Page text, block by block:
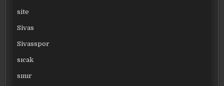
site
Sivas
Sivasspor
sıcak
sınır